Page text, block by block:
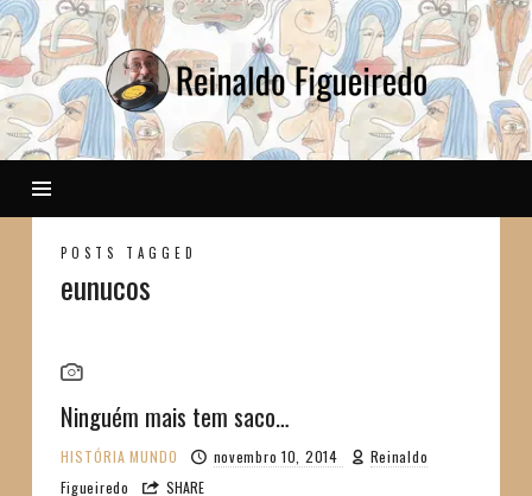
Reinaldo
POSTS TAGGED
eunucos
Ninguém mais tem saco…
HISTÓRIA MUNDO novembro 10, 2014
Reinaldo
Figueiredo
SHARE